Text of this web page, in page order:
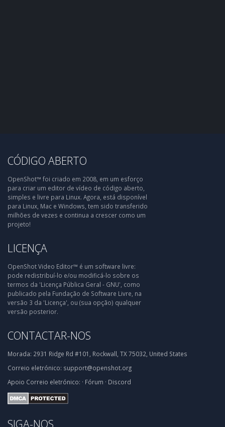
CÓDIGO ABERTO
OpenShot™ foi criado em 2008, em um esforço
para criar um editor de vídeo de código aberto,
simples e livre para Linux. Agora, está disponível
para Linux, Mac e Windows, tem sido transferido
milhões de vezes e continua a crescer como um
projeto!
LICENÇA
OpenShot Video Editor™ é um software livre:
pode redistribuí-lo e/ou modificá-lo sobre os
termos da 'Licença Pública Geral - GNU', como
publicado pela Fundação de Software Livre, na
versão 3 da 'Licença', ou (sua opção) qualquer
versão posterior.
CONTACTAR-NOS
Morada: 2931 Ridge Rd #101, Rockwall, TX 75032, United States
Correio eletrónico: support@openshot.org
Apoio Correio eletrónico: · Fórum · Discord
SIGA-NOS